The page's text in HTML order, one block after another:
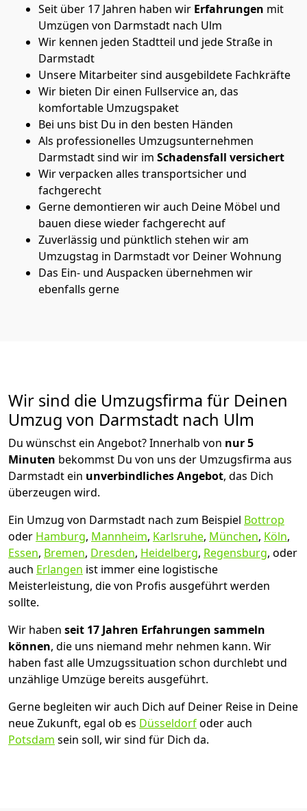
Seit über 17 Jahren haben wir Erfahrungen mit
Umzügen von Darmstadt nach Ulm
Wir kennen jeden Stadtteil und jede Straße in
Darmstadt
Unsere Mitarbeiter sind ausgebildete Fachkräfte
Wir bieten Dir einen Fullservice an, das
komfortable Umzugspaket
Bei uns bist Du in den besten Händen
Als professionelles Umzugsunternehmen
Darmstadt sind wir im Schadensfall versichert
Wir verpacken alles transportsicher und
fachgerecht
Gerne demontieren wir auch Deine Möbel und
bauen diese wieder fachgerecht auf
Zuverlässig und pünktlich stehen wir am
Umzugstag in Darmstadt vor Deiner Wohnung
Das Ein- und Auspacken übernehmen wir
ebenfalls gerne
Wir sind die Umzugsfirma für Deinen
Umzug von Darmstadt nach Ulm
Du wünschst ein Angebot? Innerhalb von nur 5
Minuten bekommst Du von uns der Umzugsfirma aus
Darmstadt ein unverbindliches Angebot, das Dich
überzeugen wird.
Ein Umzug von Darmstadt nach zum Beispiel Bottrop
oder Hamburg, Mannheim, Karlsruhe, München, Köln,
Essen, Bremen, Dresden, Heidelberg, Regensburg, oder
auch Erlangen ist immer eine logistische
Meisterleistung, die von Profis ausgeführt werden
sollte.
Wir haben seit 17 Jahren Erfahrungen sammeln
können, die uns niemand mehr nehmen kann. Wir
haben fast alle Umzugssituation schon durchlebt und
unzählige Umzüge bereits ausgeführt.
Gerne begleiten wir auch Dich auf Deiner Reise in Deine
neue Zukunft, egal ob es Düsseldorfoder auch
Potsdam sein soll, wir sind für Dich da.